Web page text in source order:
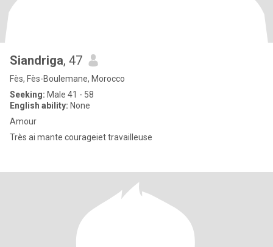
Siandriga, 47
Fès, Fès-Boulemane, Morocco
Seeking: Male 41 - 58
English ability: None
Amour
Très ai mante courageiet travailleuse